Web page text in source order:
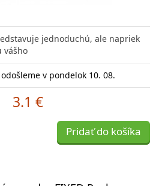
jednoduchú, ale napriek
vášho
v pondelok 10. 08.
3.1 €
Pridať do košíka